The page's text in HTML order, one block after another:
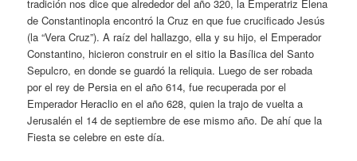
tradición nos dice que alrededor del año 320, la Emperatriz Elena
de Constantinopla encontró la Cruz en que fue crucificado Jesús
(la “Vera Cruz”). A raíz del hallazgo, ella y su hijo, el Emperador
Constantino, hicieron construir en el sitio la Basílica del Santo
Sepulcro, en donde se guardó la reliquia. Luego de ser robada
por el rey de Persia en el año 614, fue recuperada por el
Emperador Heraclio en el año 628, quien la trajo de vuelta a
Jerusalén el 14 de septiembre de ese mismo año. De ahí que la
Fiesta se celebre en este día.